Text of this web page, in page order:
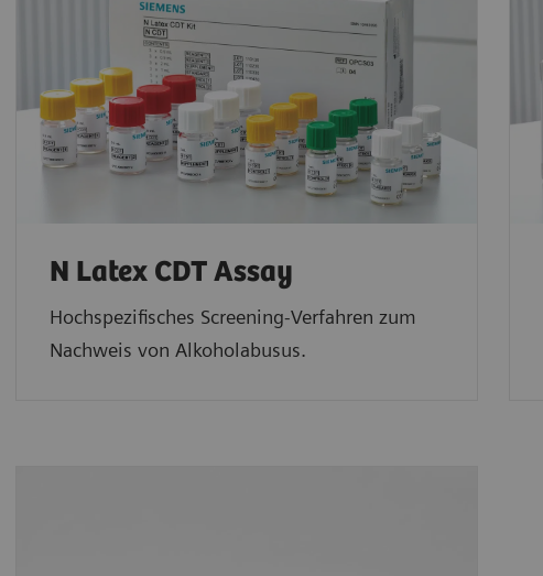
N Latex CDT Assay
Hochspezifisches Screening-Verfahren zum
Nachweis von Alkoholabusus.